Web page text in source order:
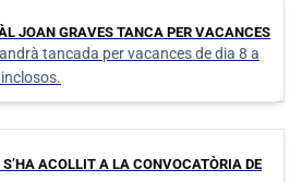
JOAN GRAVES TANCA PER VACANCES
tancada per vacances de dia 8 a
ACOLLIT A LA CONVOCATÒRIA DE